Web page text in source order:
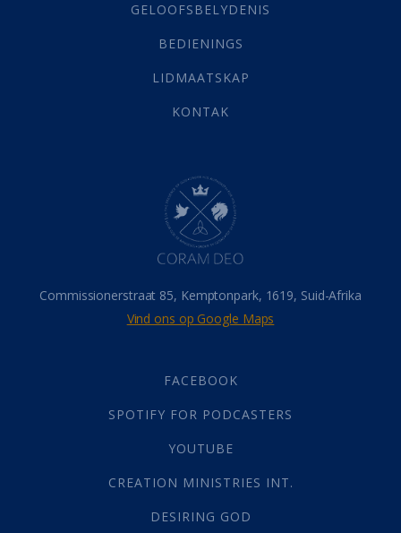
Lewensdoel(3)
Selfondersoek(1)
Werk(22)
(142)
Hemel (31)
Israel (14)
Millennium(1)
Oordeelsdag(19)
Verheerlikte liggaam
Wederkoms
(27)
Gebed(87)
Die Onse Vader(12)
God(392)
Afgode(23)
Almag(1)
Alomteenwoordig
GELOOFSBELYDENIS
BEDIENINGS
LIDMAATSKAP
KONTAK
Commissionerstraat 85, Kemptonpark, 1619, Suid-Afrika
Vind ons op Google Maps
FACEBOOK
SPOTIFY FOR PODCASTERS
YOUTUBE
CREATION MINISTRIES INT.
DESIRING GOD